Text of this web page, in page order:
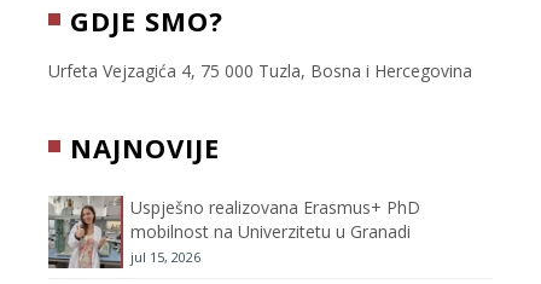
c
e
o
o
k
i
t
e
r
t
r
T
e
GDJE SMO?
Urfeta Vejzagića 4, 75 000 Tuzla, Bosna i Hercegovina
NAJNOVIJE
Uspješno realizovana Erasmus+ PhD
mobilnost na Univerzitetu u Granadi
jul 15, 2026